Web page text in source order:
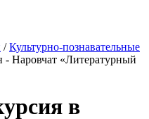
/ Культурно-познавательные
Наровчат «Литературный
в